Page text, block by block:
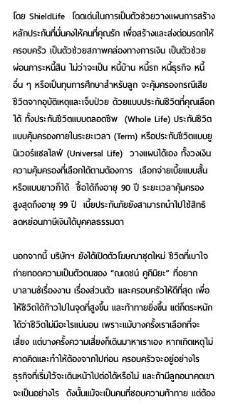
โดย ShieldLife  โดดเด่นในการเป็นตัวช่วยวางแผนการสร้าง
หลักประกันที่มั่นคงให้คนที่คุณรัก เพื่อสร้างและส่งต่อมรดกให้
ครอบครัว เป็นตัวช่วยสภาพคล่องทางการเงิน เป็นตัวช่วย
ผ่อนภาระหนี้สิน ไม่ว่าจะเป็น หนี้บ้าน หนี้รถ หนี้ธุรกิจ หนี้
อื่น ๆ หรือเป็นทุนการศึกษาสำหรับลูก จะคุ้มครองกรณีเสีย
ชีวิตจากอุบัติเหตุและเจ็บป่วย ด้วยแบบประกันชีวิตที่คุณเลือก
ได้ ทั้งประกันชีวิตแบบตลอดชีพ  (Whole Life) ประกันชีวิต
แบบคุ้มครองภายในระยะเวลา (Term) หรือประกันชีวิตแบบยู
นิเวอร์แซลไลฟ์ (Universal Life) วางแผนได้เอง ทั้งวงเงิน
ความคุ้มครองที่เลือกได้ตามต้องการ  เลือกจ่ายเบี้ยแบบสั้น
หรือแบบยาวก็ได้  ซื้อได้ถึงอายุ 90 ปี ระยะเวลาคุ้มครอง
สูงสุดถึงอายุ 99 ปี  เบี้ยประกันภัยยังสามารถนำไปใช้สิทธิ
ลดหย่อนภาษีเงินได้บุคคลธรรมดา
นอกจากนี้ บริษัทฯ ยังได้เปิดตัวโฆษณาชุดใหม่ ชีวิตที่เบาใจ
ถ่ายทอดความเป็นตัวตนของ “ณเดชน์ คูกิมิยะ” ที่อยาก
บาลานซ์เรื่องงาน เรื่องส่วนตัว และครอบครัวให้ดีที่สุด เพื่อ
ให้ชีวิตได้ก้าวไปในจุดที่สูงขึ้น และท้าทายยิ่งขึ้น แต่ก็ตระหนัก
ได้ว่าชีวิตไม่มีอะไรแน่นอน เพราะแม้บางครั้งเราเลือกที่จะ
เสี่ยง แต่บางครั้งความเสี่ยงก็เดินมาหาเราเอง หากเกิดเหตุไม่
คาดคิดและทำให้ต้องจากไปก่อน ครอบครัวจะอยู่อย่างไร
ธุรกิจที่เริ่มไว้จะเดินหน้าไปต่อได้หรือไม่ และถ้ามีลูกอนาคตเขา
จะเป็นอย่างไร  ดังนั้นแม้จะเป็นคนที่ชอบความท้าทาย แต่ต้อง